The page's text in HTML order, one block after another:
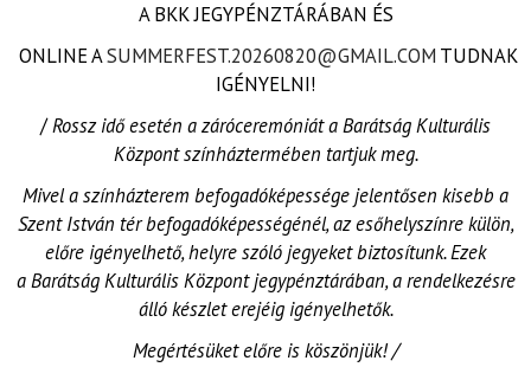
A BKK JEGYPÉNZTÁRÁBAN ÉS
ONLINE ASUMMERFEST.20260820@GMAIL.COM TUDNAK
IGÉNYELNI!
/Rossz idő esetén a záróceremóniát a Barátság Kulturális
Központ színháztermében tartjuk meg.
Mivel a színházterem befogadóképessége jelentősen kisebb a
Szent István tér befogadóképességénél, az esőhelyszínre külön,
előre igényelhető, helyre szóló jegyeket biztosítunk. Ezek
a Barátság Kulturális Központ jegypénztárában, a rendelkezésre
álló készlet erejéig igényelhetők.
Megértésüket előre is köszönjük! /